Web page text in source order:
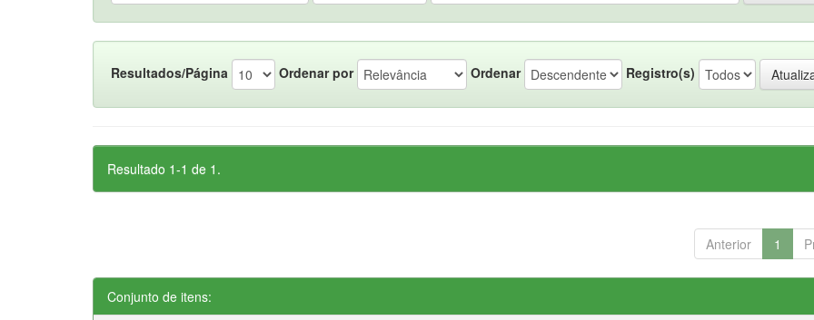
Resultados/Página Ordenar por Ordenar Registro(s)
Resultado 1-1 de 1.
Anterior 1
Conjunto de itens: